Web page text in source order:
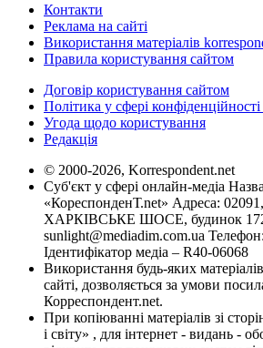
Контакти
Реклама на сайті
Використання матеріалів
Правила користування сайтом
Договір користування сайтом
Політика у сфері
Угода щодо користування
Редакція
© 2000-2026, Korrespondent.net
Суб'єкт у сфері онлайн-медіа
«КореспонденТ.net» Адреса:
ХАРКІВСЬКЕ ШОСЕ, будинок
sunlight@mediadim.com.ua
Ідентифікатор медіа – R40-06068
Використання будь-яких
сайті, дозволяється за умови
Корреспондент.net.
При копіюванні матеріалів зі
і світу» , для інтернет - видань -